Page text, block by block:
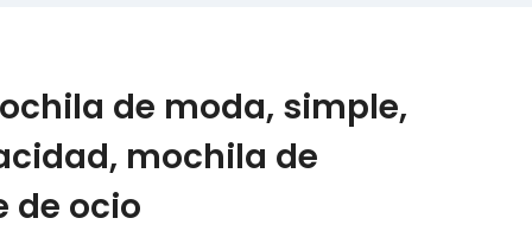
de moda, simple,
mochila de
de ocio